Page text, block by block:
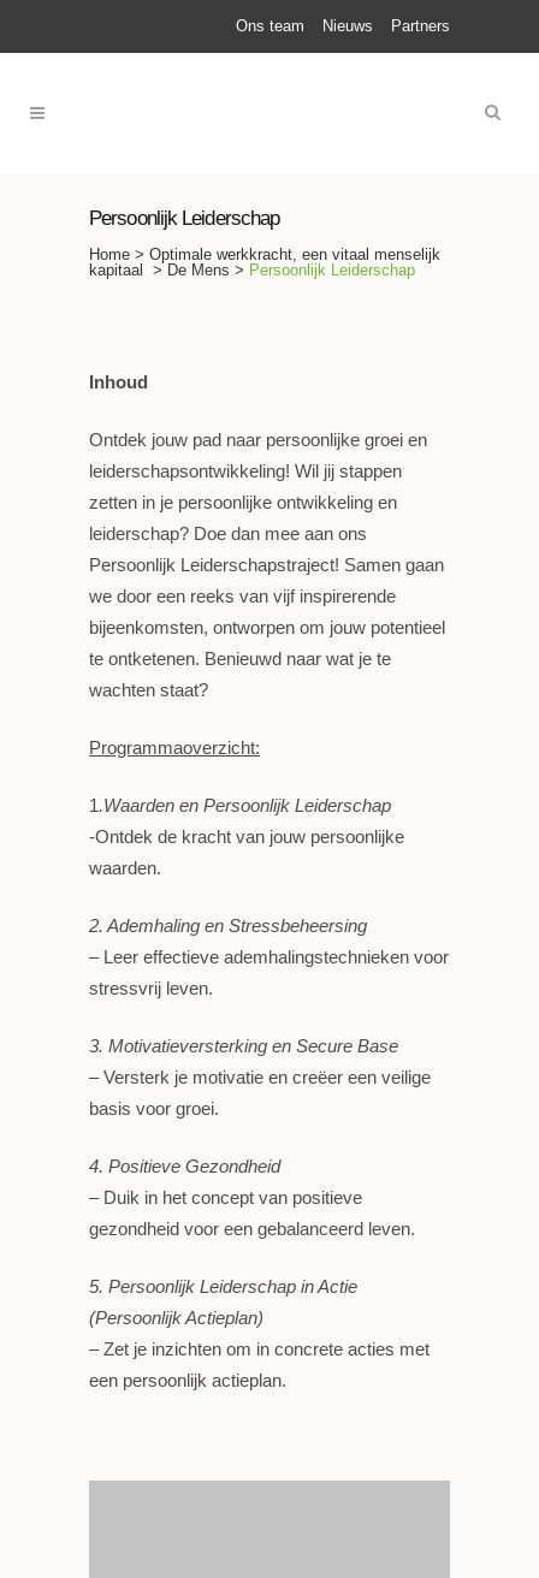
Ons team Nieuws Partners
Persoonlijk Leiderschap
Home > Optimale werkkracht, een vitaal menselijk
kapitaal
> De Mens > Persoonlijk Leiderschap
Inhoud
Ontdek jouw pad naar persoonlijke groei en
leiderschapsontwikkeling! Wil jij stappen
zetten in je persoonlijke ontwikkeling en
leiderschap? Doe dan mee aan ons
Persoonlijk Leiderschapstraject! Samen gaan
we door een reeks van vijf inspirerende
bijeenkomsten, ontworpen om jouw potentieel
te ontketenen. Benieuwd naar wat je te
wachten staat?
Programmaoverzicht:
1.Waarden en Persoonlijk Leiderschap
-Ontdek de kracht van jouw persoonlijke
waarden.
2. Ademhaling en Stressbeheersing
– Leer effectieve ademhalingstechnieken voor
stressvrij leven.
3. Motivatieversterking en Secure Base
– Versterk je motivatie en creëer een veilige
basis voor groei.
4. Positieve Gezondheid
– Duik in het concept van positieve
gezondheid voor een gebalanceerd leven.
5. Persoonlijk Leiderschap in Actie
(Persoonlijk Actieplan)
– Zet je inzichten om in concrete acties met
een persoonlijk actieplan.